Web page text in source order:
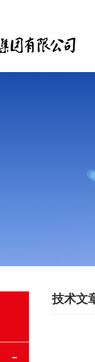
技术文